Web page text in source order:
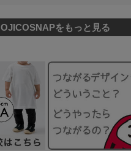
OJICOSNAPをもっと見る